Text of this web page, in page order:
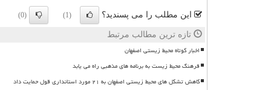
این مطلب را می پسندید؟ (1)
(0)
تازه ترین مطالب مرتبط
اخبار کوتاه محیط زیستی اصفهان
فرهنگ محیط زیست به برنامه های مذهبی راه می یابد
کاهش تشکل های محیط زیستی اصفهان به ۲۱ مورد استانداری قول حمایت داد